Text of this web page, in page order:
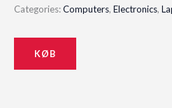
Categories:Computers, Electronics,
KØB